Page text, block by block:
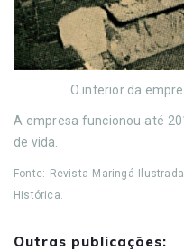
O interior da
A empresa funcionou até
de vida.
Fonte: Revista Maringá
Histórica.
Outras publicações: